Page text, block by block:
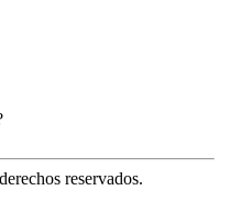
reservados.